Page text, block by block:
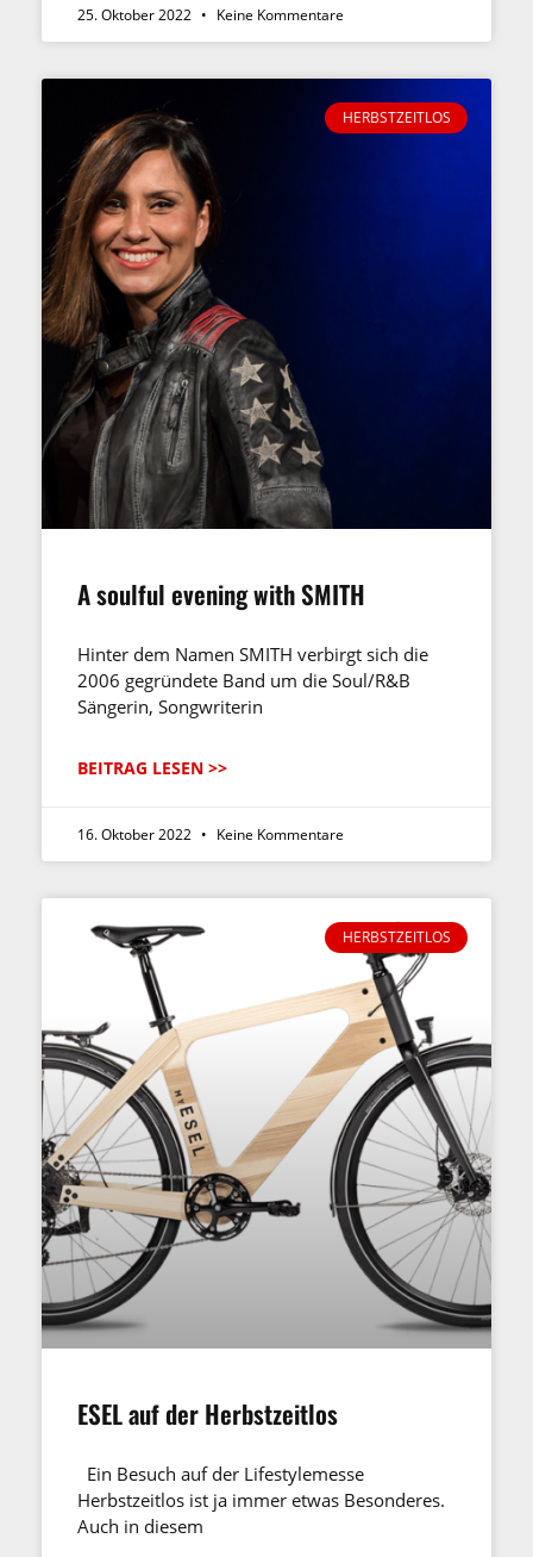
25. Oktober 2022 Keine Kommentare
HERBSTZEITLOS
A soulful evening with SMITH
Hinter dem Namen SMITH verbirgt sich die
2006 gegründete Band um die Soul/R&B
Sängerin, Songwriterin
BEITRAG LESEN >>
16. Oktober 2022 Keine Kommentare
HERBSTZEITLOS
ESEL auf der Herbstzeitlos
Ein Besuch auf der Lifestylemesse
Herbstzeitlos ist ja immer etwas Besonderes.
Auch in diesem